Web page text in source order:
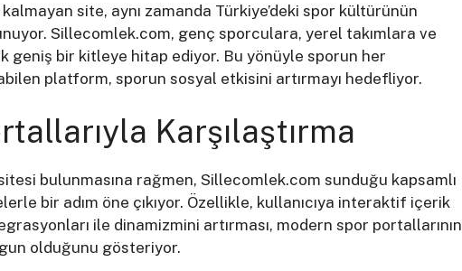
site, aynı zamanda Türkiye’deki spor kültürünün
Sillecomlek.com, genç sporculara, yerel takımlara ve
geniş bir kitleye hitap ediyor. Bu yönüyle sporun her
platform, sporun sosyal etkisini artırmayı hedefliyor.
Karşılaştırma
bulunmasına rağmen, Sillecomlek.com sunduğu kapsamlı
bir adım öne çıkıyor. Özellikle, kullanıcıya interaktif içerik
ile dinamizmini artırması, modern spor portallarının
olduğunu gösteriyor.